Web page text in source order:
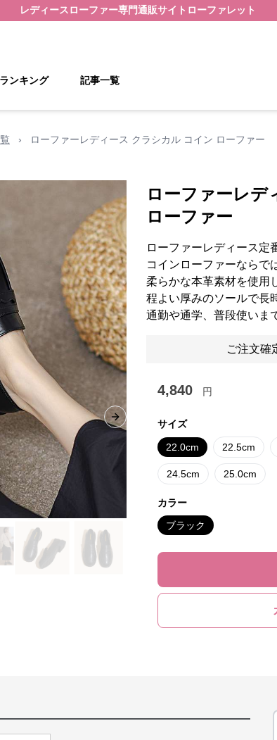
レディースローファー専門通販サイト ローファレット
ンキング 記事一覧
› ローファーレディース クラシカル コイン ローファー
Next slide
ローファーレデ
ローファー
ローファーレディース定
コインローファーならで
柔らかな本革素材を使用
程よい厚みのソールで長
通勤や通学、普段使いま
ご注文確
4,840 円
サイズ
22.0cm 22.5cm
24.5cm 25.0cm
カラー
ブラック